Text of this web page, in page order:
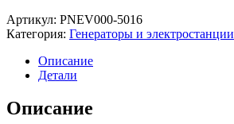
Артикул: PNEV000-5016
Категория: Генераторы и электростанции
Описание
Детали
Описание